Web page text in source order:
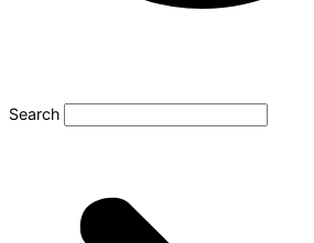
Search